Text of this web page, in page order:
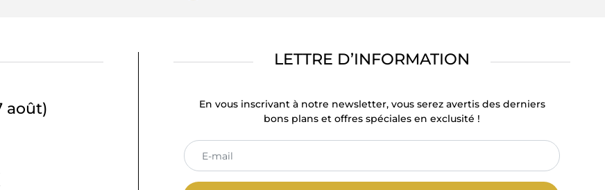
août)
LETTRE D’INFORMATION
En vous inscrivant à notre newsletter, vous serez avertis des derniers
bons plans et offres spéciales en exclusité !